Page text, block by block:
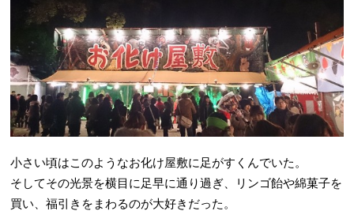
小さい頃はこのようなお化け屋敷に足がすくんでいた。
そしてその光景を横目に足早に通り過ぎ、リンゴ飴や綿菓子を
買い、福引きをまわるのが大好きだった。